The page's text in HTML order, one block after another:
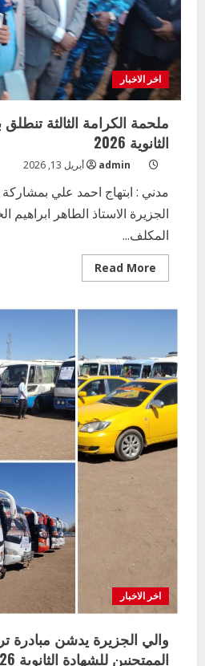
اخر الاخبار
ملحمة الكرامة الثالثة تنطلق
الثانوية 2026
admin أبريل 13, 2026
مدني : ابتهاج احمد علي
الجزيرة الاستاذ الطاهر ابراهيم
المكلف...
Read More
more
الكرامة
الشهادة
الثانوية
2026
اخر الاخبار
والي الجزيرة يدشن مبادرة
الممتحنين للشهادة الثانوية 2026